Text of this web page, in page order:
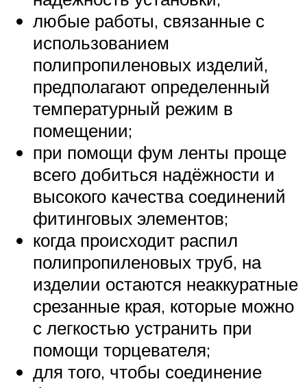
любые работы, связанные с
использованием
полипропиленовых изделий,
предполагают определенный
температурный режим в
помещении;
при помощи фум ленты проще
всего добиться надёжности и
высокого качества соединений
фитинговых элементов;
когда происходит распил
полипропиленовых труб, на
изделии остаются неаккуратные
срезанные края, которые можно
с легкостью устранить при
помощи торцевателя;
для того, чтобы соединение